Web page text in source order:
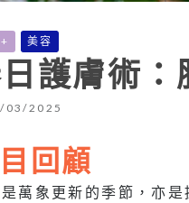
美容
護膚術：
03/2025
回顧
萬象更新的季節，亦